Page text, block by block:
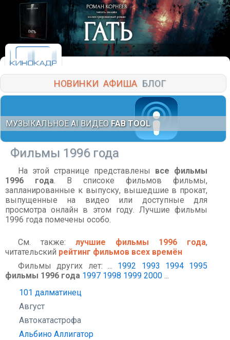
НОВИНКИ АФИША БЛОГ
МУЗЫКАЛЬНОЕ AI ВИДЕО FAB TOOL
Фильмы 1996 года
На этой странице представлены все фильмы
1996 года. В списоке фильмов фильмы,
запланированные к выпуску, вышедшие в прокат,
выпущенные на видео или доступные для
просмотра онлайн в этом году. Лучшие фильмы
1996 года помечены особо.
См. также:лучшие фильмы 1996 года,
читательский рейтинг фильмов всех времён
Фильмы других лет: ... 1992 1993 1994 1995
фильмы 1996 года 1997 1998 1999 2000 ...
101 далматинец
Август
Автокатастрофа
Альбино Аллигатор